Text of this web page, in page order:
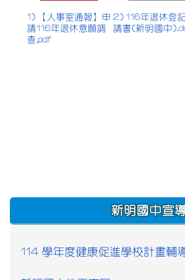
1) 【人事室通報】申
請116年退休意願調
查.pdf
2) 116年退休登
請書(新明國中
:::
新明國中宣
114 學年度健康促進學校計畫輔